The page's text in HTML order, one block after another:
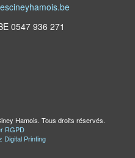
0547 936 271
Hamois. Tous droits réservés.
RGPD
Digital Printing